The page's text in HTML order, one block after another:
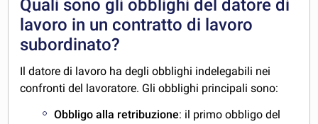
Quali sono gli obblighi del datore di
lavoro in un contratto di lavoro
subordinato?
Il datore di lavoro ha degli obblighi indelegabili nei
confronti del lavoratore. Gli obblighi principali sono:
Obbligo alla retribuzione: il primo obbligo del